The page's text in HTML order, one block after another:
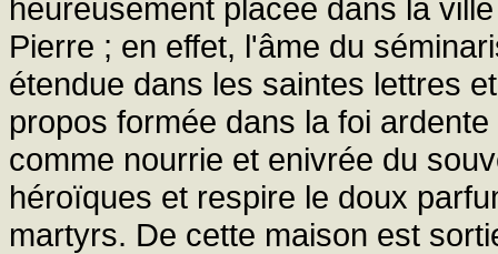
heureusement placée dans la
Pierre ; en effet, l'âme du
étendue dans les saintes lettres
propos formée dans la foi
comme nourrie et enivrée du
héroïques et respire le doux
martyrs. De cette maison est